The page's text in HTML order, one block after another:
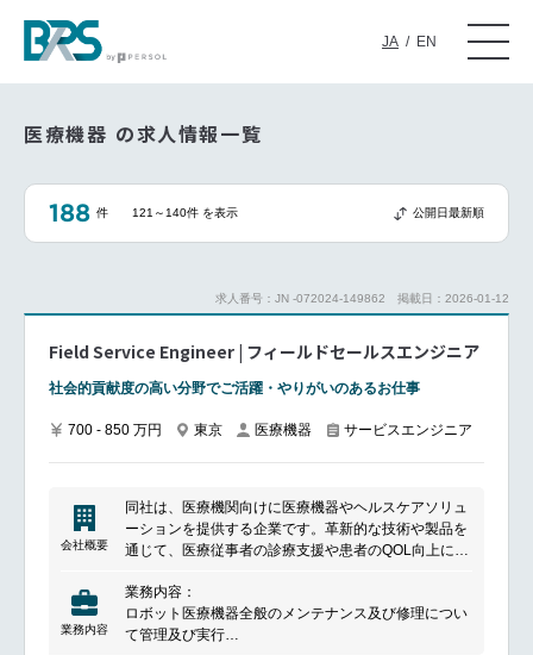
JA / EN
医療機器 の求人情報一覧
188 件 121～140件 を表示 公開日最新順
求人番号：JN -072024-149862 掲載日：2026-01-12
Field Service Engineer | フィールドセールスエンジニア
社会的貢献度の高い分野でご活躍・やりがいのあるお仕事
700 - 850 万円 東京 医療機器 サービスエンジニア
会社概要
同社は、医療機関向けに医療機器やヘルスケアソリュ
ーションを提供する企業です。革新的な技術や製品を
通じて、医療従事者の診療支援や患者のQOL向上に貢
ける業務効率化や医療品質向上を支援するサービスも
展開しています。
業務内容
業務内容：
ロボット医療機器全般のメンテナンス及び修理につい
て管理及び実行